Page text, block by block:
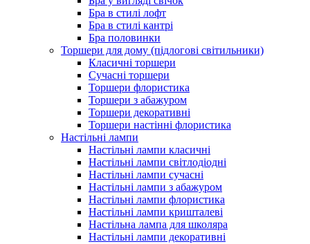
Бра в стилі лофт
Бра в стилі кантрі
Бра половинки
Торшери для дому (підлогові світильники)
Класичні торшери
Сучасні торшери
Торшери флористика
Торшери з абажуром
Торшери декоративні
Торшери настінні флористика
Настільні лампи
Настільні лампи класичні
Настільні лампи світлодіодні
Настільні лампи сучасні
Настільні лампи з абажуром
Настільні лампи флористика
Настільні лампи кришталеві
Настільна лампа для школяра
Настільні лампи декоративні